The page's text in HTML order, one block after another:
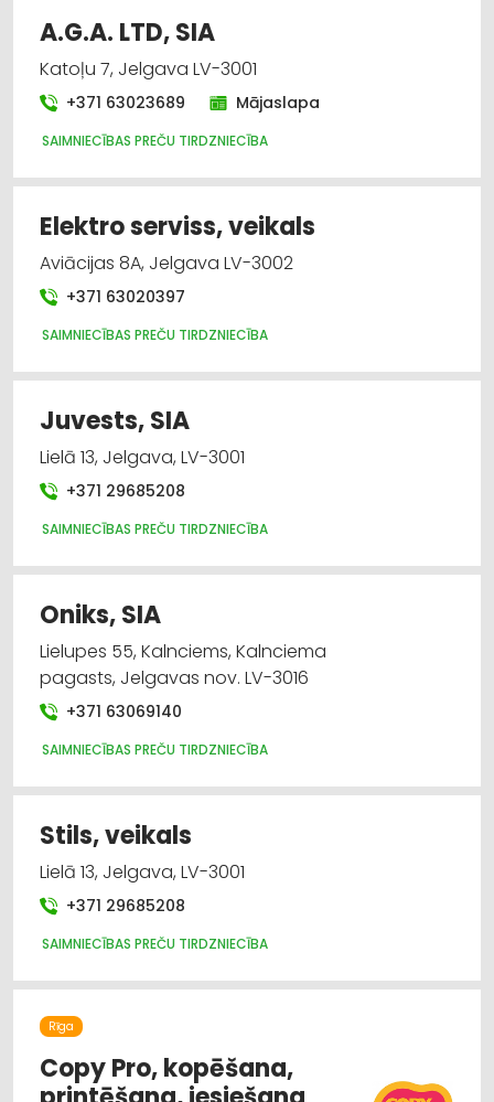
A.G.A. LTD, SIA
Katoļu 7, Jelgava LV-3001
+371 63023689 Mājaslapa
SAIMNIECĪBAS PREČU TIRDZNIECĪBA
Elektro serviss, veikals
Aviācijas 8A, Jelgava LV-3002
+371 63020397
SAIMNIECĪBAS PREČU TIRDZNIECĪBA
Juvests, SIA
Lielā 13, Jelgava, LV-3001
+371 29685208
SAIMNIECĪBAS PREČU TIRDZNIECĪBA
Oniks, SIA
Lielupes 55, Kalnciems, Kalnciema
pagasts, Jelgavas nov. LV-3016
+371 63069140
SAIMNIECĪBAS PREČU TIRDZNIECĪBA
Stils, veikals
Lielā 13, Jelgava, LV-3001
+371 29685208
SAIMNIECĪBAS PREČU TIRDZNIECĪBA
Rīga
Copy Pro, kopēšana,